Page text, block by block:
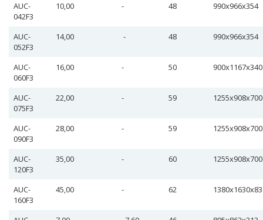
AUC-
042F3
10,00 - 48 990х966х354
AUC-
052F3
14,00 - 48 990х966х354
AUC-
060F3
16,00 - 50 900х1167х340
AUC-
075F3
22,00 - 59 1255х908х700
AUC-
090F3
28,00 - 59 1255х908х700
AUC-
120F3
35,00 - 60 1255х908х700
AUC-
160F3
45,00 - 62